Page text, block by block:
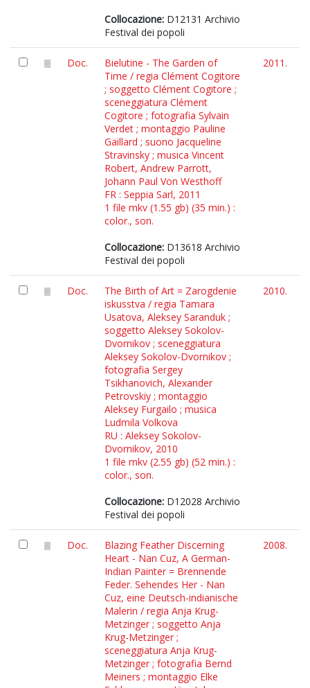
Collocazione: D12131 Archivio
Festival dei popoli
Doc.
Bielutine - The Garden of
Time / regia Clément Cogitore
; soggetto Clément Cogitore ;
sceneggiatura Clément
Cogitore ; fotografia Sylvain
Verdet ; montaggio Pauline
Gaillard ; suono Jacqueline
Stravinsky ; musica Vincent
Robert, Andrew Parrott,
Johann Paul Von Westhoff
FR : Seppia Sarl, 2011
1 file mkv (1.55 gb) (35 min.) :
color., son.
Collocazione: D13618 Archivio
Festival dei popoli
2011.
Doc.
The Birth of Art = Zarogdenie
iskusstva / regia Tamara
Usatova, Aleksey Saranduk ;
soggetto Aleksey Sokolov-
Dvornikov ; sceneggiatura
Aleksey Sokolov-Dvornikov ;
fotografia Sergey
Tsikhanovich, Alexander
Petrovskiy ; montaggio
Aleksey Furgailo ; musica
Ludmila Volkova
RU : Aleksey Sokolov-
Dvornikov, 2010
1 file mkv (2.55 gb) (52 min.) :
color., son.
Collocazione: D12028 Archivio
Festival dei popoli
2010.
Doc.
Blazing Feather Discerning
Heart - Nan Cuz, A German-
Indian Painter = Brennende
Feder. Sehendes Her - Nan
Cuz, eine Deutsch-indianische
Malerin / regia Anja Krug-
Metzinger ; soggetto Anja
Krug-Metzinger ;
sceneggiatura Anja Krug-
Metzinger ; fotografia Bernd
Meiners ; montaggio Elke
2008.